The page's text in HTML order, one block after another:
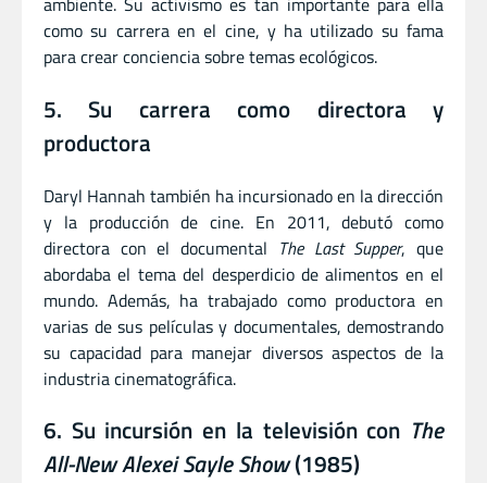
como su carrera en el cine, y ha utilizado su fama
para crear conciencia sobre temas ecológicos.
5. Su carrera como directora y
productora
Daryl Hannah también ha incursionado en la dirección
y la producción de cine. En 2011, debutó como
directora con el documental The Last Supper, que
abordaba el tema del desperdicio de alimentos en el
mundo. Además, ha trabajado como productora en
varias de sus películas y documentales, demostrando
su capacidad para manejar diversos aspectos de la
industria cinematográfica.
6. Su incursión en la televisión con The
All-New Alexei Sayle Show(1985)